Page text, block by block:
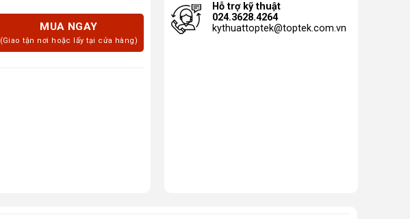
MUA NGAY
(Giao tận nơi hoặc lấy tại cửa hàng)
Hỗ trợ kỹ thuật
024.3628.4264
kythuattoptek@toptek.com.vn